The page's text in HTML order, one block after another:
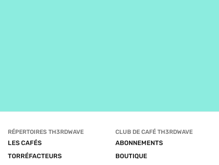
RÉPERTOIRES TH3RDWAVE
LES CAFÉS
TORRÉFACTEURS
CLUB DE CAFÉ TH3RDWAVE
ABONNEMENTS
BOUTIQUE